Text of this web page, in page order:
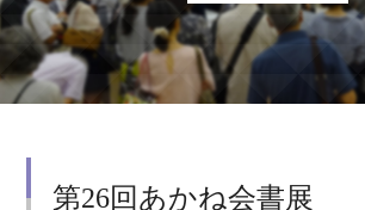
第26回あかね会書展
読売書法会について
読売書法展
関連書道展